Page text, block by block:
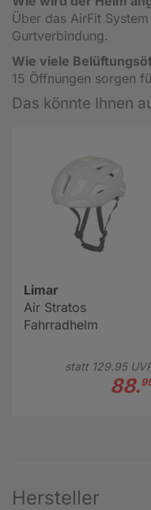
Über das AirFit
Gurtverbindung.
Wie viele
15 Öffnungen sorgen
Das könnte Ihnen
Limar
Air Stratos
Fahrradhelm
statt 129.95
88.
Hersteller